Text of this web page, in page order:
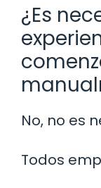
¿Es
No, no es
Todos